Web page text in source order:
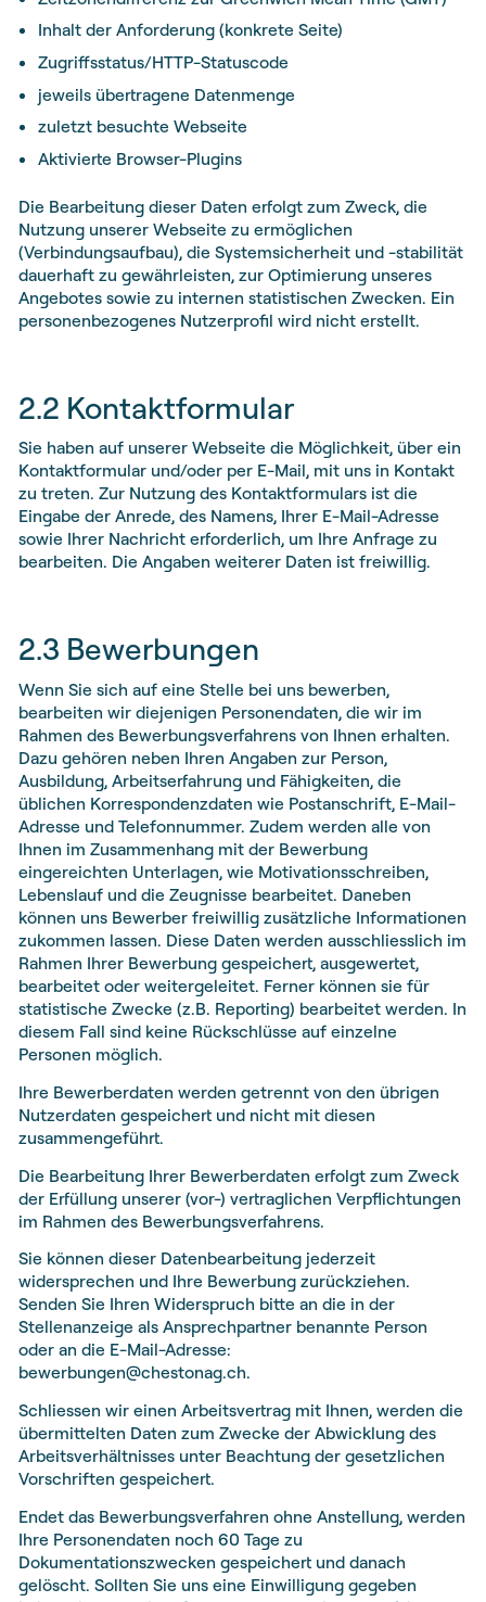
Inhalt der Anforderung (konkrete Seite)
Zugriffsstatus/HTTP-Statuscode
jeweils übertragene Datenmenge
zuletzt besuchte Webseite
Aktivierte Browser-Plugins
Die Bearbeitung dieser Daten erfolgt zum Zweck, die
Nutzung unserer Webseite zu ermöglichen
(Verbindungsaufbau), die Systemsicherheit und -stabilität
dauerhaft zu gewährleisten, zur Optimierung unseres
Angebotes sowie zu internen statistischen Zwecken. Ein
personenbezogenes Nutzerprofil wird nicht erstellt.
2.2 Kontaktformular
Sie haben auf unserer Webseite die Möglichkeit, über ein
Kontaktformular und/oder per E-Mail, mit uns in Kontakt
zu treten. Zur Nutzung des Kontaktformulars ist die
Eingabe der Anrede, des Namens, Ihrer E-Mail-Adresse
sowie Ihrer Nachricht erforderlich, um Ihre Anfrage zu
bearbeiten. Die Angaben weiterer Daten ist freiwillig.
2.3 Bewerbungen
Wenn Sie sich auf eine Stelle bei uns bewerben,
bearbeiten wir diejenigen Personendaten, die wir im
Rahmen des Bewerbungsverfahrens von Ihnen erhalten.
Dazu gehören neben Ihren Angaben zur Person,
Ausbildung, Arbeitserfahrung und Fähigkeiten, die
üblichen Korrespondenzdaten wie Postanschrift, E-Mail-
Adresse und Telefonnummer. Zudem werden alle von
Ihnen im Zusammenhang mit der Bewerbung
eingereichten Unterlagen, wie Motivationsschreiben,
Lebenslauf und die Zeugnisse bearbeitet. Daneben
können uns Bewerber freiwillig zusätzliche Informationen
zukommen lassen. Diese Daten werden ausschliesslich im
Rahmen Ihrer Bewerbung gespeichert, ausgewertet,
bearbeitet oder weitergeleitet. Ferner können sie für
statistische Zwecke (z.B. Reporting) bearbeitet werden. In
diesem Fall sind keine Rückschlüsse auf einzelne
Personen möglich.
Ihre Bewerberdaten werden getrennt von den übrigen
Nutzerdaten gespeichert und nicht mit diesen
zusammengeführt.
Die Bearbeitung Ihrer Bewerberdaten erfolgt zum Zweck
der Erfüllung unserer (vor-) vertraglichen Verpflichtungen
im Rahmen des Bewerbungsverfahrens.
Sie können dieser Datenbearbeitung jederzeit
widersprechen und Ihre Bewerbung zurückziehen.
Senden Sie Ihren Widerspruch bitte an die in der
Stellenanzeige als Ansprechpartner benannte Person
oder an die E-Mail-Adresse:
bewerbungen@chestonag.ch.
Schliessen wir einen Arbeitsvertrag mit Ihnen, werden die
übermittelten Daten zum Zwecke der Abwicklung des
Arbeitsverhältnisses unter Beachtung der gesetzlichen
Vorschriften gespeichert.
Endet das Bewerbungsverfahren ohne Anstellung, werden
Ihre Personendaten noch 60 Tage zu
Dokumentationszwecken gespeichert und danach
gelöscht. Sollten Sie uns eine Einwilligung gegeben